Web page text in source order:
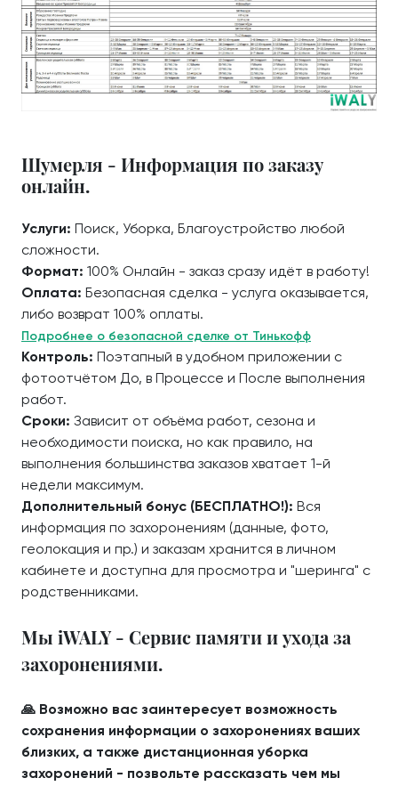
Шумерля - Информация по заказу
онлайн.
Услуги: Поиск, Уборка, Благоустройство любой
сложности.
Формат: 100% Онлайн - заказ сразу идёт в работу!
Оплата: Безопасная сделка - услуга оказывается,
либо возврат 100% оплаты.
Подробнее о безопасной сделке от Тинькофф
Контроль: Поэтапный в удобном приложении с
фотоотчётом До, в Процессе и После выполнения
работ.
Сроки: Зависит от объёма работ, сезона и
необходимости поиска, но как правило, на
выполнения большинства заказов хватает 1-й
недели максимум.
Дополнительный бонус (БЕСПЛАТНО!): Вся
информация по захоронениям (данные, фото,
геолокация и пр.) и заказам хранится в личном
кабинете и доступна для просмотра и "шеринга" с
родственниками.
Мы iWALY - Сервис памяти и ухода за
захоронениями.
🙏 Возможно вас заинтересует возможность
сохранения информации о захоронениях ваших
близких, а также дистанционная уборка
захоронений - позвольте рассказать чем мы